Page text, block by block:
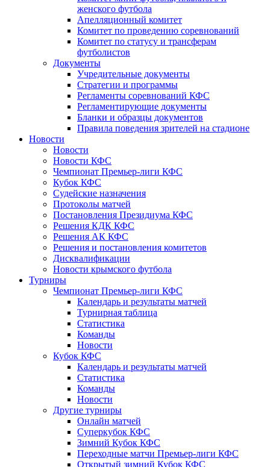
женского футбола
Апелляционный комитет
Комитет по проведению соревнований
Комитет по статусу и трансферам
футболистов
Документы
Учредительные документы
Стратегии и программы
Регламенты соревнований КФС
Регламентирующие документы
Бланки и образцы документов
Правила поведения зрителей на стадионе
Новости
Новости
Новости КФС
Чемпионат Премьер-лиги КФС
Кубок КФС
Судейские назначения
Протоколы матчей
Постановления Президиума КФС
Решения КДК КФС
Решения АК КФС
Решения и постановления комитетов
Дисквалификации
Новости крымского футбола
Турниры
Чемпионат Премьер-лиги КФС
Календарь и результаты матчей
Турнирная таблица
Статистика
Команды
Новости
Кубок КФС
Календарь и результаты матчей
Статистика
Команды
Новости
Другие турниры
Онлайн матчей
Суперкубок КФС
Зимний Кубок КФС
Переходные матчи Премьер-лиги КФС
Открытый зимний Кубок КФС